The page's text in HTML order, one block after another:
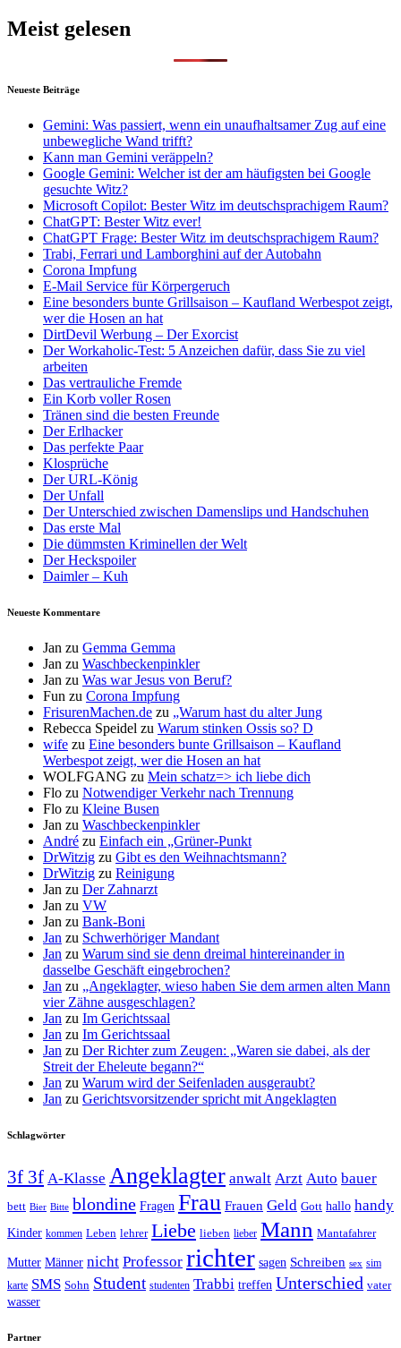
Meist gelesen
Neueste Beiträge
Gemini: Was passiert, wenn ein unaufhaltsamer Zug auf eine
unbewegliche Wand trifft?
Kann man Gemini veräppeln?
Google Gemini: Welcher ist der am häufigsten bei Google
gesuchte Witz?
Microsoft Copilot: Bester Witz im deutschsprachigem Raum?
ChatGPT: Bester Witz ever!
ChatGPT Frage: Bester Witz im deutschsprachigem Raum?
Trabi, Ferrari und Lamborghini auf der Autobahn
Corona Impfung
E-Mail Service für Körpergeruch
Eine besonders bunte Grillsaison – Kaufland Werbespot zeigt,
wer die Hosen an hat
DirtDevil Werbung – Der Exorcist
Der Workaholic-Test: 5 Anzeichen dafür, dass Sie zu viel
arbeiten
Das vertrauliche Fremde
Ein Korb voller Rosen
Tränen sind die besten Freunde
Der Erlhacker
Das perfekte Paar
Klosprüche
Der URL-König
Der Unfall
Der Unterschied zwischen Damenslips und Handschuhen
Das erste Mal
Die dümmsten Kriminellen der Welt
Der Heckspoiler
Daimler – Kuh
Neueste Kommentare
Jan zu Gemma Gemma
Jan zu Waschbeckenpinkler
Jan zu Was war Jesus von Beruf?
Fun zu Corona Impfung
FrisurenMachen.de zu „Warum hast du alter Jung
Rebecca Speidel zu Warum stinken Ossis so? D
wife zu Eine besonders bunte Grillsaison – Kaufland
Werbespot zeigt, wer die Hosen an hat
WOLFGANG zu Mein schatz=> ich liebe dich
Flo zu Notwendiger Verkehr nach Trennung
Flo zu Kleine Busen
Jan zu Waschbeckenpinkler
André zu Einfach ein „Grüner-Punkt
DrWitzig zu Gibt es den Weihnachtsmann?
DrWitzig zu Reinigung
Jan zu Der Zahnarzt
Jan zu VW
Jan zu Bank-Boni
Jan zu Schwerhöriger Mandant
Jan zu Warum sind sie denn dreimal hintereinander in
dasselbe Geschäft eingebrochen?
Jan zu „Angeklagter, wieso haben Sie dem armen alten Mann
vier Zähne ausgeschlagen?
Jan zu Im Gerichtssaal
Jan zu Im Gerichtssaal
Jan zu Der Richter zum Zeugen: „Waren sie dabei, als der
Streit der Eheleute begann?“
Jan zu Warum wird der Seifenladen ausgeraubt?
Jan zu Gerichtsvorsitzender spricht mit Angeklagten
Schlagwörter
3f 3f A-Klasse Angeklagter anwalt Arzt Auto bauer
bett Bier Bitte blondine Fragen Frau Frauen Geld Gott hallo handy
Kinder kommen Leben lehrer Liebe lieben lieber Mann Mantafahrer
Mutter Männer nicht Professor richter sagen Schreiben sex sim
karte SMS Sohn Student studenten Trabbi treffen Unterschied vater
wasser
Partner